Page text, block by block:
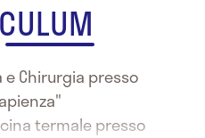
e Chirurgia presso
termale presso